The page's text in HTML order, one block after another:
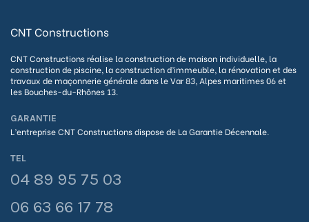
CNT Constructions
CNT Constructions réalise la construction de maison individuelle, la
construction de piscine, la construction d’immeuble, la rénovation et des
travaux de maçonnerie générale dans le Var 83, Alpes maritimes 06 et
les Bouches-du-Rhônes 13.
GARANTIE
L’entreprise CNT Constructions dispose de La Garantie Décennale.
TEL
04 89 95 75 03
06 63 66 17 78